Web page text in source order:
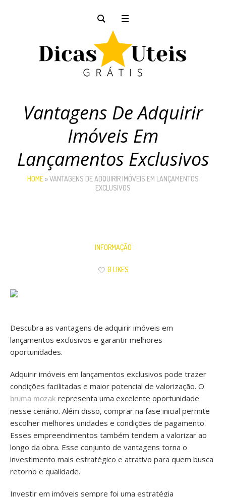
Vantagens De Adquirir
Imóveis Em
Lançamentos Exclusivos
HOME»VANTAGENS DE ADQUIRIR IMÓVEIS EM LANÇAMENTOS
EXCLUSIVOS
INFORMAÇÃO
0 LIKES
Descubra as vantagens de adquirir imóveis em
lançamentos exclusivos e garantir melhores
oportunidades.
Adquirir imóveis em lançamentos exclusivos pode trazer
condições facilitadas e maior potencial de valorização. O
bruma mozak representa uma excelente oportunidade
nesse cenário. Além disso, comprar na fase inicial permite
escolher melhores unidades e condições de pagamento.
Esses empreendimentos também tendem a valorizar ao
longo da obra. Esse conjunto de vantagens torna o
investimento mais estratégico e atrativo para quem busca
retorno e qualidade.
Investir em imóveis sempre foi uma estratégia